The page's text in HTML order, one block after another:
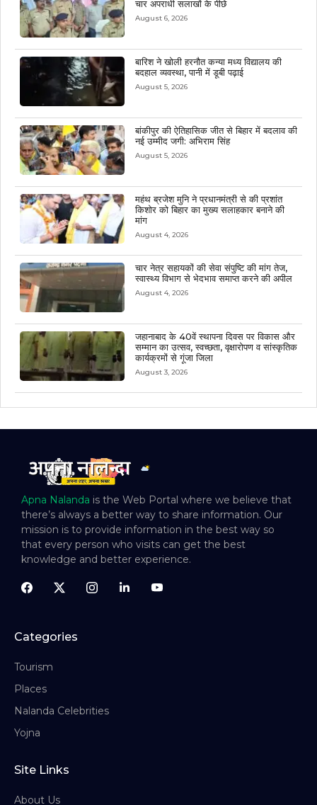
चार अपराधी सलाखों के पीछे
August 6, 2026
बारिश ने खोली हरनौत कन्या मध्य विद्यालय की
बदहाल व्यवस्था, पानी में डूबी पढ़ाई
August 5, 2026
बांकीपुर की ऐतिहासिक जीत से बिहार में बदलाव की
नई उम्मीद जगी: अभिराम सिंह
August 5, 2026
महंथ ब्रजेश मुनि ने प्रधानमंत्री से की प्रशांत
किशोर को बिहार का मुख्य सलाहकार बनाने की
मांग
August 4, 2026
चार नेत्र सहायकों की सेवा संपुष्टि की मांग तेज,
स्वास्थ्य विभाग से भेदभाव समाप्त करने की अपील
August 4, 2026
जहानाबाद के 40वें स्थापना दिवस पर विकास और
सम्मान का उत्सव, स्वच्छता, वृक्षारोपण व सांस्कृतिक
कार्यक्रमों से गूंजा जिला
August 3, 2026
Apna Nalanda is the Web Portal where we believe that
there’s always a better way to share information. Our
mission is to provide information in the best way so
that every person who visits can get the best
knowledge and better experience.
Categories
Tourism
Places
Nalanda Celebrities
Yojna
Site Links
About Us